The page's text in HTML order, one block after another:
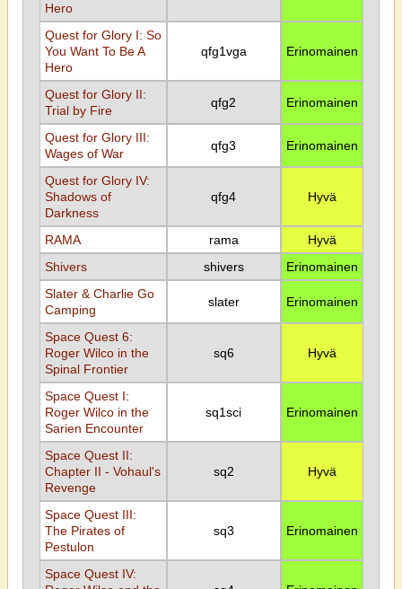
Hero
Quest for Glory I: So
You Want To Be A
Hero
qfg1vga Erinomainen
Quest for Glory II:
Trial by Fire
qfg2 Erinomainen
Quest for Glory III:
Wages of War
qfg3 Erinomainen
Quest for Glory IV:
Shadows of
Darkness
qfg4 Hyvä
RAMA rama
Hyvä
Shivers
shivers
Erinomainen
Slater & Charlie Go
Camping
slater Erinomainen
Space Quest 6:
Roger Wilco in the
Spinal Frontier
sq6 Hyvä
Space Quest I:
Roger Wilco in the
Sarien Encounter
sq1sci Erinomainen
Space Quest II:
Chapter II - Vohaul's
Revenge
sq2 Hyvä
Space Quest III:
The Pirates of
Pestulon
sq3 Erinomainen
Space Quest IV: